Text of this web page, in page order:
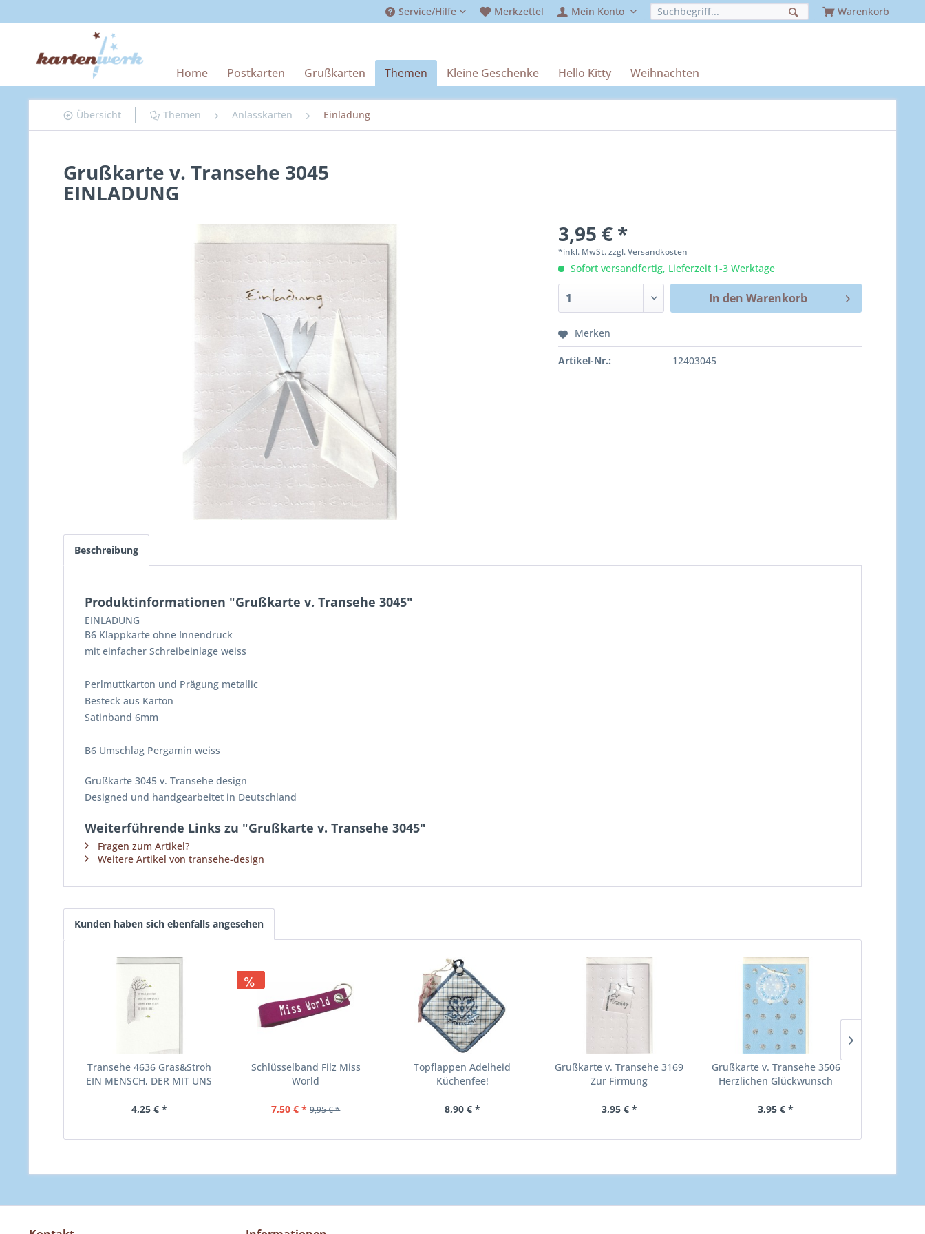
Service/Hilfe Merkzettel Mein Konto Warenkorb
Home Postkarten Grußkarten Themen Kleine Geschenke Hello Kitty Weihnachten
Übersicht Themen Anlasskarten Einladung
Grußkarte v. Transehe 3045
EINLADUNG
3,95 € *
*inkl. MwSt.zzgl. Versandkosten
Sofort versandfertig, Lieferzeit 1-3 Werktage
In den Warenkorb
Merken
Artikel-Nr.: 12403045
Beschreibung
Produktinformationen "Grußkarte v. Transehe 3045"
EINLADUNG
B6 Klappkarte ohne Innendruck
mit einfacher Schreibeinlage weiss
Perlmuttkarton und Prägung metallic
Besteck aus Karton
Satinband 6mm
B6 Umschlag Pergamin weiss
Grußkarte 3045 v. Transehe design
Designed und handgearbeitet in Deutschland
Weiterführende Links zu "Grußkarte v. Transehe 3045"
Fragen zum Artikel?
Weitere Artikel von transehe-design
Kunden haben sich ebenfalls angesehen
Transehe 4636 Gras&Stroh
EIN MENSCH, DER MIT UNS
NICHT GENOMMEN
LEUCHTEN ZURÜCK
4,25 € *
Schlüsselband Filz Miss
World
7,50 € * 9,95 € *
Topflappen Adelheid
Küchenfee!
8,90 € *
Grußkarte v. Transehe 3169
Zur Firmung
3,95 € *
Grußkarte v. Transehe 3506
Herzlichen Glückwunsch
3,95 € *